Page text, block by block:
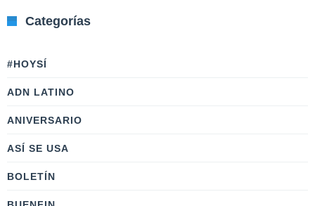
Categorías
#HOYSÍ
ADN LATINO
ANIVERSARIO
ASÍ SE USA
BOLETÍN